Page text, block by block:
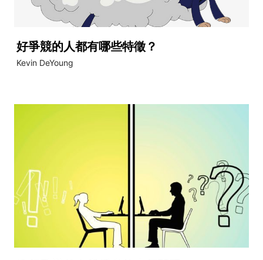
好爭競的人都有哪些特徵？
Kevin DeYoung